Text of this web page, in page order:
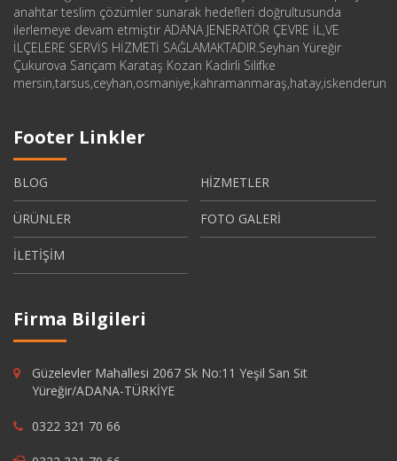
anahtar teslim çözümler sunarak hedefleri doğrultusunda
ilerlemeye devam etmiştir ADANA JENERATÖR ÇEVRE İL,VE
İLÇELERE SERVİS HİZMETİ SAĞLAMAKTADIR.Seyhan Yüreğir
Çukurova Sarıçam Karataş Kozan Kadirli Silifke
mersin,tarsus,ceyhan,osmaniye,kahramanmaraş,hatay,iskenderun
Footer Linkler
BLOG HİZMETLER
ÜRÜNLER FOTO GALERİ
İLETİŞİM
Firma Bilgileri
Güzelevler Mahallesi 2067 Sk No:11 Yeşil San Sit
Yüreğir/ADANA-TÜRKİYE
0322 321 70 66